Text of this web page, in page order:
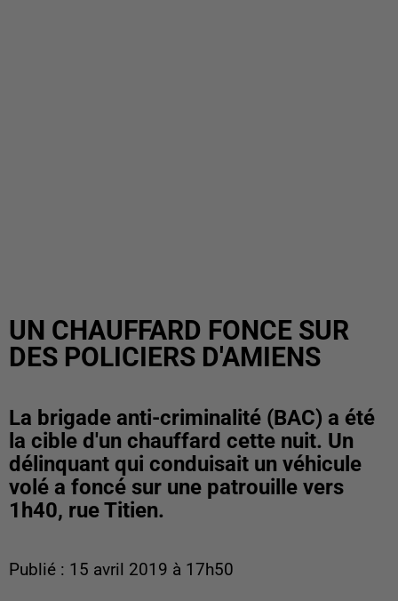
UN CHAUFFARD FONCE SUR
DES POLICIERS D'AMIENS
La brigade anti-criminalité (BAC) a été
la cible d'un chauffard cette nuit. Un
délinquant qui conduisait un véhicule
volé a foncé sur une patrouille vers
1h40, rue Titien.
Publié : 15 avril 2019 à 17h50